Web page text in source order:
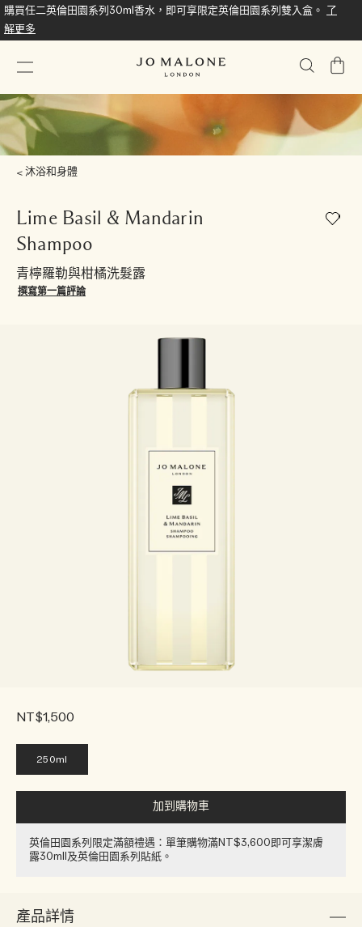
購買任二英倫田園系列30ml香水，即可享限定英倫田園系列雙入盒。
了
解更多
我
物
沐浴和身體
Lime Basil & Mandarin
Shampoo
青檸羅勒與柑橘洗髮露
撰寫第一篇評論
NT$1,500
250ml
加到購物車
英倫田園系列限定滿額禮遇：單筆購物滿NT$3,600即可享潔膚
露30ml​l​​及英倫田園系列貼紙​。
產品詳情